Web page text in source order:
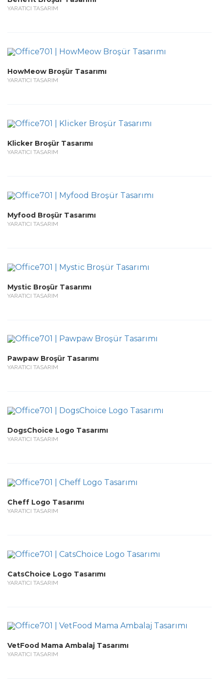
YARATICI TASARIM
HowMeow Broşür Tasarımı
YARATICI TASARIM
Klicker Broşür Tasarımı
YARATICI TASARIM
Myfood Broşür Tasarımı
YARATICI TASARIM
Mystic Broşür Tasarımı
YARATICI TASARIM
Pawpaw Broşür Tasarımı
YARATICI TASARIM
DogsChoice Logo Tasarımı
YARATICI TASARIM
Cheff Logo Tasarımı
YARATICI TASARIM
CatsChoice Logo Tasarımı
YARATICI TASARIM
VetFood Mama Ambalaj Tasarımı
YARATICI TASARIM